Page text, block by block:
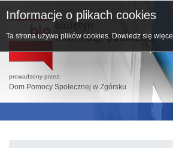
prowadzony przez:
Dom Pomocy Społecznej w Zgórsku
Informacje o plikach cookies
Ta strona używa plików cookies. Dowiedz się